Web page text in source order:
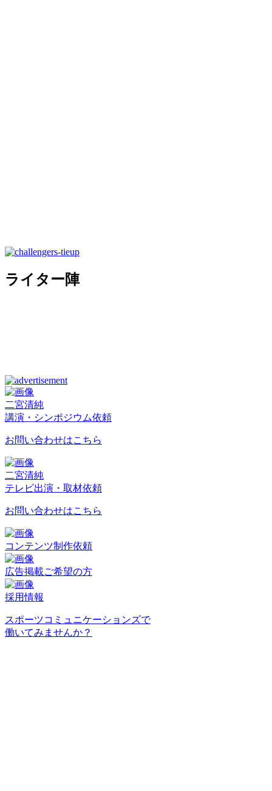
ライター陣
二宮清純
講演・シンポジウム依頼
お問い合わせはこちら
二宮清純
テレビ出演・取材依頼
お問い合わせはこちら
コンテンツ制作依頼
広告掲載ご希望の方
採用情報
スポーツコミュニケーションズで
働いてみませんか？